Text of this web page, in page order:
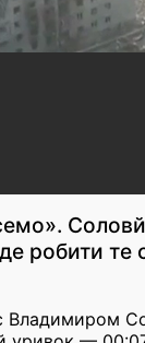
робити те
Владимиром